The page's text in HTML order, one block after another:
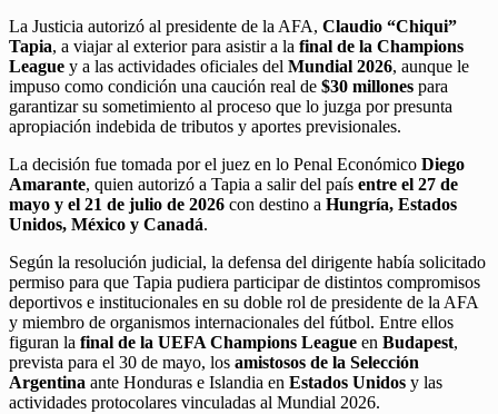
La Justicia autorizó al presidente de la AFA, Claudio “Chiqui”
Tapia, a viajar al exterior para asistir a la final de la Champions
League y a las actividades oficiales del Mundial 2026, aunque le
impuso como condición una caución real de $30 millones para
garantizar su sometimiento al proceso que lo juzga por presunta
apropiación indebida de tributos y aportes previsionales.
La decisión fue tomada por el juez en lo Penal Económico Diego
Amarante, quien autorizó a Tapia a salir del país entre el 27 de
mayo y el 21 de julio de 2026 con destino a Hungría, Estados
Unidos, México y Canadá.
Según la resolución judicial, la defensa del dirigente había solicitado
permiso para que Tapia pudiera participar de distintos compromisos
deportivos e institucionales en su doble rol de presidente de la AFA
y miembro de organismos internacionales del fútbol. Entre ellos
figuran la final de la UEFA Champions League en Budapest,
prevista para el 30 de mayo, los amistosos de la Selección
Argentina ante Honduras e Islandia en Estados Unidos y las
actividades protocolares vinculadas al Mundial 2026.